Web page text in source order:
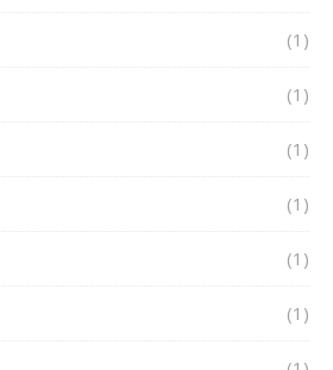
(1)
(1)
(1)
(1)
(1)
(1)